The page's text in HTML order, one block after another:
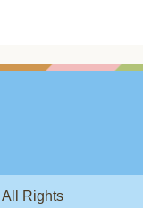
All Rights